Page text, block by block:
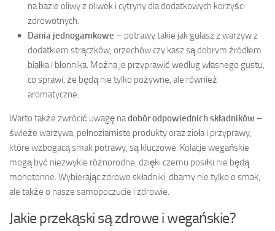
na bazie oliwy z oliwek i cytryny dla dodatkowych korzyści
zdrowotnych.
Dania jednogarnkowe – potrawy takie jak gulasz z warzyw z
dodatkiem strączków, orzechów czy kasz są dobrym źródłem
białka i błonnika. Można je przyprawić według własnego gustu,
co sprawi, że będą nie tylko pożywne, ale również
aromatyczne.
Warto także zwrócić uwagę nadobór odpowiednich składników –
świeże warzywa, pełnoziarniste produkty oraz zioła i przyprawy,
które wzbogacą smak potrawy, są kluczowe. Kolacje wegańskie
mogą być niezwykle różnorodne, dzięki czemu posiłki nie będą
monotonne. Wybierając zdrowe składniki, dbamy nie tylko o smak,
ale także o nasze samopoczucie i zdrowie.
Jakie przekąski są zdrowe i wegańskie?